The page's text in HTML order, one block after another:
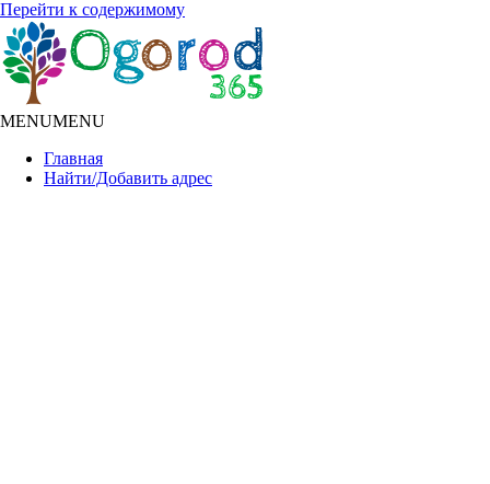
Перейти к содержимому
MENUMENU
Главная
Найти/Добавить адрес